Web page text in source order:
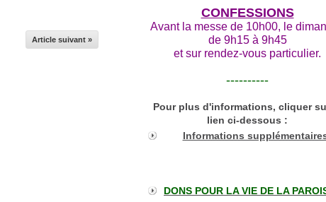
Article suivant »
CONFESSIONS
Avant la messe de 10h00, le
de 9h15 à 9h45
et sur rendez-vous particulier.
----------
Pour plus d'informations, cliquer
lien ci-dessous :
Informations
DONS POUR LA VIE DE LA